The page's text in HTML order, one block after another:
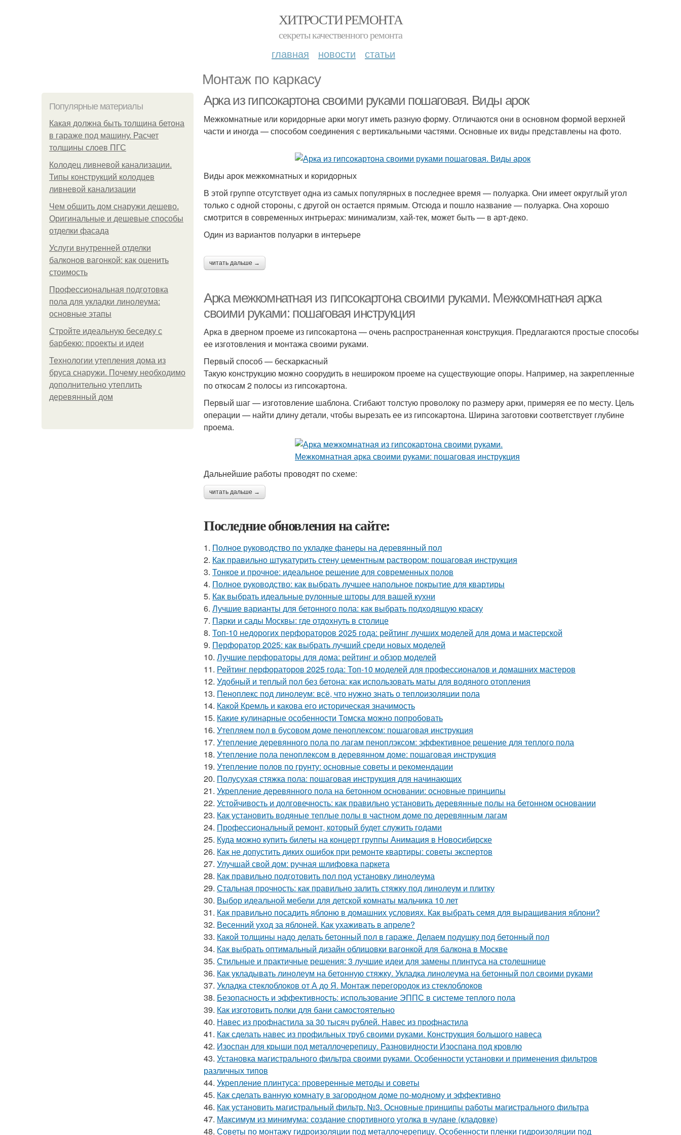
ХИТРОСТИ РЕМОНТА
секреты качественного ремонта
главная новости статьи
Монтаж по каркасу
Популярные материалы
Какая должна быть толщина бетона
в гараже под машину. Расчет
толщины слоев ПГС
Колодец ливневой канализации.
Типы конструкций колодцев
ливневой канализации
Чем обшить дом снаружи дешево.
Оригинальные и дешевые способы
отделки фасада
Услуги внутренней отделки
балконов вагонкой: как оценить
стоимость
Профессиональная подготовка
пола для укладки линолеума:
основные этапы
Стройте идеальную беседку с
барбекю: проекты и идеи
Технологии утепления дома из
бруса снаружи. Почему необходимо
дополнительно утеплить
деревянный дом
Арка из гипсокартона своими руками пошаговая. Виды арок
Межкомнатные или коридорные арки могут иметь разную форму. Отличаются они в основном формой верхней
части и иногда — способом соединения с вертикальными частями. Основные их виды представлены на фото.
Виды арок межкомнатных и коридорных
В этой группе отсутствует одна из самых популярных в последнее время — полуарка. Они имеет округлый угол
только с одной стороны, с другой он остается прямым. Отсюда и пошло название — полуарка. Она хорошо
смотрится в современных интрьерах: минимализм, хай-тек, может быть — в арт-деко.
Один из вариантов полуарки в интерьере
читать дальше →
Арка межкомнатная из гипсокартона своими руками. Межкомнатная арка
своими руками: пошаговая инструкция
Арка в дверном проеме из гипсокартона — очень распространенная конструкция. Предлагаются простые способы
ее изготовления и монтажа своими руками.
Первый способ — бескаркасный
Такую конструкцию можно соорудить в нешироком проеме на существующие опоры. Например, на закрепленные
по откосам 2 полосы из гипсокартона.
Первый шаг — изготовление шаблона. Сгибают толстую проволоку по размеру арки, примеряя ее по месту. Цель
операции — найти длину детали, чтобы вырезать ее из гипсокартона. Ширина заготовки соответствует глубине
проема.
Дальнейшие работы проводят по схеме:
читать дальше →
Последние обновления на сайте:
1. Полное руководство по укладке фанеры на деревянный пол
2. Как правильно штукатурить стену цементным раствором: пошаговая инструкция
3. Тонкое и прочное: идеальное решение для современных полов
4. Полное руководство: как выбрать лучшее напольное покрытие для квартиры
5. Как выбрать идеальные рулонные шторы для вашей кухни
6. Лучшие варианты для бетонного пола: как выбрать подходящую краску
7. Парки и сады Москвы: где отдохнуть в столице
8. Топ-10 недорогих перфораторов 2025 года: рейтинг лучших моделей для дома и мастерской
9. Перфоратор 2025: как выбрать лучший среди новых моделей
10. Лучшие перфораторы для дома: рейтинг и обзор моделей
11. Рейтинг перфораторов 2025 года: Топ-10 моделей для профессионалов и домашних мастеров
12. Удобный и теплый пол без бетона: как использовать маты для водяного отопления
13. Пеноплекс под линолеум: всё, что нужно знать о теплоизоляции пола
14. Какой Кремль и какова его историческая значимость
15. Какие кулинарные особенности Томска можно попробовать
16. Утепляем пол в бусовом доме пеноплексом: пошаговая инструкция
17. Утепление деревянного пола по лагам пеноплэксом: эффективное решение для теплого пола
18. Утепление пола пеноплексом в деревянном доме: пошаговая инструкция
19. Утепление полов по грунту: основные советы и рекомендации
20. Полусухая стяжка пола: пошаговая инструкция для начинающих
21. Укрепление деревянного пола на бетонном основании: основные принципы
22. Устойчивость и долговечность: как правильно установить деревянные полы на бетонном основании
23. Как установить водяные теплые полы в частном доме по деревянным лагам
24. Профессиональный ремонт, который будет служить годами
25. Куда можно купить билеты на концерт группы Анимация в Новосибирске
26. Как не допустить диких ошибок при ремонте квартиры: советы экспертов
27. Улучшай свой дом: ручная шлифовка паркета
28. Как правильно подготовить пол под установку линолеума
29. Стальная прочность: как правильно залить стяжку под линолеум и плитку
30. Выбор идеальной мебели для детской комнаты мальчика 10 лет
31. Как правильно посадить яблоню в домашних условиях. Как выбрать семя для выращивания яблони?
32. Весенний уход за яблоней. Как ухаживать в апреле?
33. Какой толщины надо делать бетонный пол в гараже. Делаем подушку под бетонный пол
34. Как выбрать оптимальный дизайн облицовки вагонкой для балкона в Москве
35. Стильные и практичные решения: 3 лучшие идеи для замены плинтуса на столешнице
36. Как укладывать линолеум на бетонную стяжку. Укладка линолеума на бетонный пол своими руками
37. Укладка стеклоблоков от А до Я. Монтаж перегородок из стеклоблоков
38. Безопасность и эффективность: использование ЭППС в системе теплого пола
39. Как изготовить полки для бани самостоятельно
40. Навес из профнастила за 30 тысяч рублей. Навес из профнастила
41. Как сделать навес из профильных труб своими руками. Конструкция большого навеса
42. Изоспан для крыши под металлочерепицу. Разновидности Изоспана под кровлю
43. Установка магистрального фильтра своими руками. Особенности установки и применения фильтров
различных типов
44. Укрепление плинтуса: проверенные методы и советы
45. Как сделать ванную комнату в загородном доме по-модному и эффективно
46. Как установить магистральный фильтр. №3. Основные принципы работы магистрального фильтра
47. Максимум из минимума: создание спортивного уголка в чулане (кладовке)
48. Советы по монтажу гидроизоляции под металлочерепицу. Особенности пленки гидроизоляции под